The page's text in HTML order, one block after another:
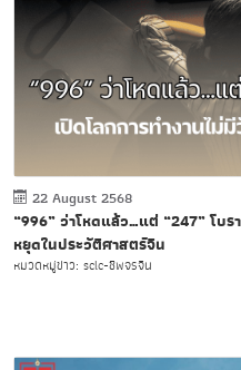
22 August 2568
“996” ว่าโหดแล้ว…แต่ “247” โบ
หยุดในประวัติศาสตร์จีน
หมวดหมู่ข่าว: sclc-ชีพจรจีน